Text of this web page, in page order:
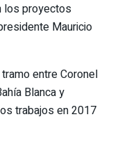
los proyectos
Mauricio
entre Coronel
Blanca y
trabajos en 2017